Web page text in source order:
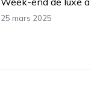
25 mars 2025